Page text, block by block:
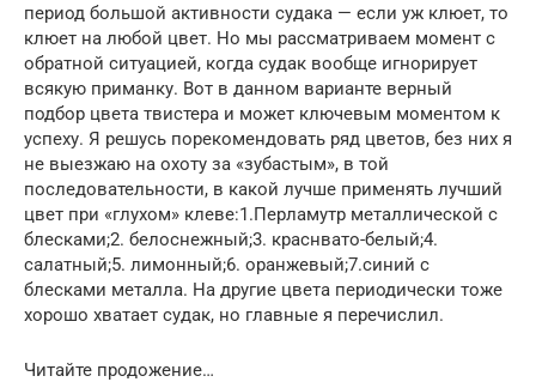
период большой активности судака — если уж клюет, то
клюет на любой цвет. Но мы рассматриваем момент с
обратной ситуацией, когда судак вообще игнорирует
всякую приманку. Вот в данном варианте верный
подбор цвета твистера и может ключевым моментом к
успеху. Я решусь порекомендовать ряд цветов, без них я
не выезжаю на охоту за «зубастым», в той
последовательности, в какой лучше применять лучший
цвет при «глухом» клеве:1.Перламутр металлической с
блесками;2. белоснежный;3. краснвато-белый;4.
салатный;5. лимонный;6. оранжевый;7.синий с
блесками металла. На другие цвета периодически тоже
хорошо хватает судак, но главные я перечислил.
Читайте продожение…